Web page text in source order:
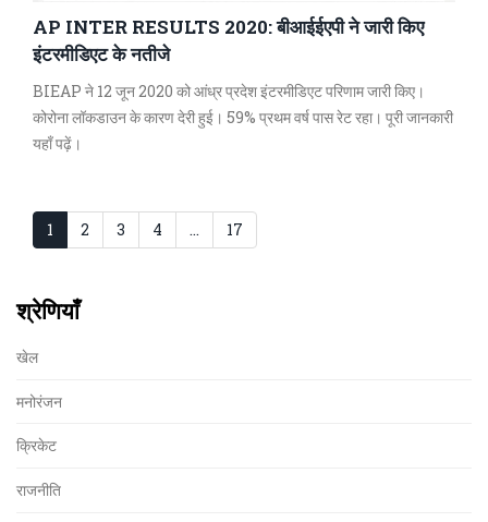
AP INTER RESULTS 2020: बीआईईएपी ने जारी किए
इंटरमीडिएट के नतीजे
BIEAP ने 12 जून 2020 को आंध्र प्रदेश इंटरमीडिएट परिणाम जारी किए।
कोरोना लॉकडाउन के कारण देरी हुई। 59% प्रथम वर्ष पास रेट रहा। पूरी जानकारी
यहाँ पढ़ें।
1 2 3 4 … 17
श्रेणियाँ
खेल
मनोरंजन
क्रिकेट
राजनीति